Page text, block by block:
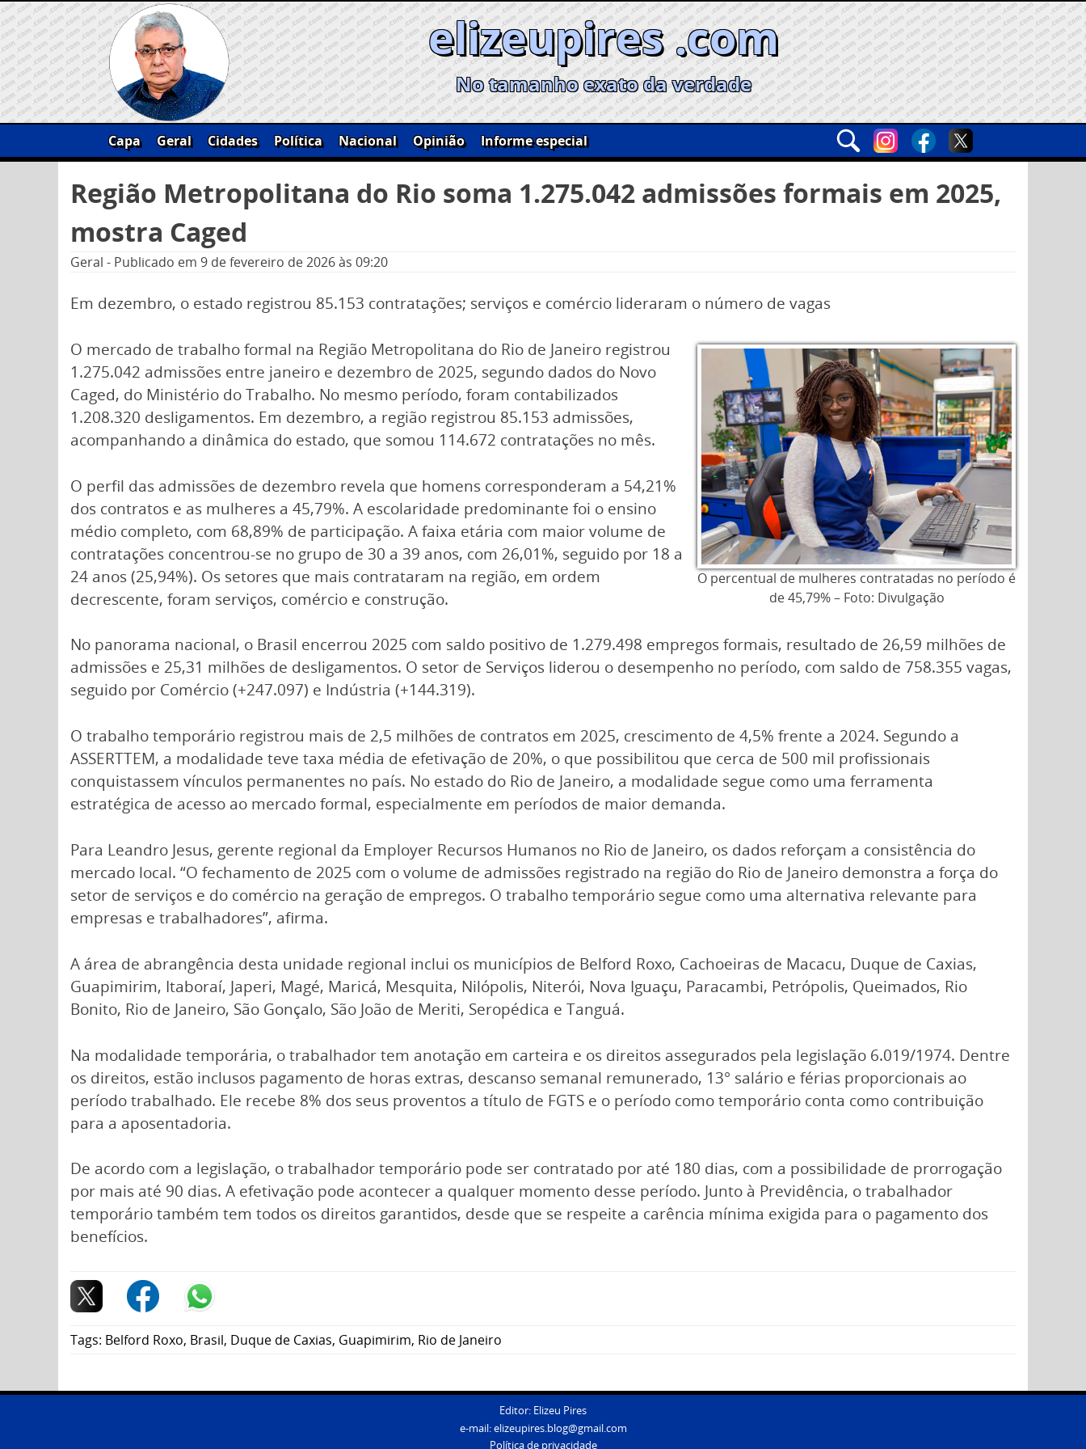
Skip
to
content
elizeupires .com
No tamanho exato da verdade
Capa Geral Cidades Política Nacional Opinião
Informe especial
por:
Região Metropolitana do Rio soma 1.275.042 admissões formais em 2025,
mostra Caged
Geral - Publicado em 9 de fevereiro de 2026às 09:20
Em dezembro, o estado registrou 85.153 contratações; serviços e comércio lideraram o número de vagas
O percentual de mulheres contratadas no período é
de 45,79% – Foto: Divulgação
O mercado de trabalho formal na Região Metropolitana do Rio de Janeiro registrou
1.275.042 admissões entre janeiro e dezembro de 2025, segundo dados do Novo
Caged, do Ministério do Trabalho. No mesmo período, foram contabilizados
1.208.320 desligamentos. Em dezembro, a região registrou 85.153 admissões,
acompanhando a dinâmica do estado, que somou 114.672 contratações no mês.
O perfil das admissões de dezembro revela que homens corresponderam a 54,21%
dos contratos e as mulheres a 45,79%. A escolaridade predominante foi o ensino
médio completo, com 68,89% de participação. A faixa etária com maior volume de
contratações concentrou-se no grupo de 30 a 39 anos, com 26,01%, seguido por 18 a
24 anos (25,94%). Os setores que mais contrataram na região, em ordem
decrescente, foram serviços, comércio e construção.
No panorama nacional, o Brasil encerrou 2025 com saldo positivo de 1.279.498 empregos formais, resultado de 26,59 milhões de
admissões e 25,31 milhões de desligamentos. O setor de Serviços liderou o desempenho no período, com saldo de 758.355 vagas,
seguido por Comércio (+247.097) e Indústria (+144.319).
O trabalho temporário registrou mais de 2,5 milhões de contratos em 2025, crescimento de 4,5% frente a 2024. Segundo a
ASSERTTEM, a modalidade teve taxa média de efetivação de 20%, o que possibilitou que cerca de 500 mil profissionais
conquistassem vínculos permanentes no país. No estado do Rio de Janeiro, a modalidade segue como uma ferramenta
estratégica de acesso ao mercado formal, especialmente em períodos de maior demanda.
Para Leandro Jesus, gerente regional da Employer Recursos Humanos no Rio de Janeiro, os dados reforçam a consistência do
mercado local. “O fechamento de 2025 com o volume de admissões registrado na região do Rio de Janeiro demonstra a força do
setor de serviços e do comércio na geração de empregos. O trabalho temporário segue como uma alternativa relevante para
empresas e trabalhadores”, afirma.
A área de abrangência desta unidade regional inclui os municípios de Belford Roxo, Cachoeiras de Macacu, Duque de Caxias,
Guapimirim, Itaboraí, Japeri, Magé, Maricá, Mesquita, Nilópolis, Niterói, Nova Iguaçu, Paracambi, Petrópolis, Queimados, Rio
Bonito, Rio de Janeiro, São Gonçalo, São João de Meriti, Seropédica e Tanguá.
Na modalidade temporária, o trabalhador tem anotação em carteira e os direitos assegurados pela legislação 6.019/1974. Dentre
os direitos, estão inclusos pagamento de horas extras, descanso semanal remunerado, 13° salário e férias proporcionais ao
período trabalhado. Ele recebe 8% dos seus proventos a título de FGTS e o período como temporário conta como contribuição
para a aposentadoria.
De acordo com a legislação, o trabalhador temporário pode ser contratado por até 180 dias, com a possibilidade de prorrogação
por mais até 90 dias. A efetivação pode acontecer a qualquer momento desse período. Junto à Previdência, o trabalhador
temporário também tem todos os direitos garantidos, desde que se respeite a carência mínima exigida para o pagamento dos
benefícios.
Tags: Belford Roxo, Brasil, Duque de Caxias, Guapimirim, Rio de Janeiro
Editor: Elizeu Pires
e-mail:elizeupires.blog@gmail.com
Política de privacidade